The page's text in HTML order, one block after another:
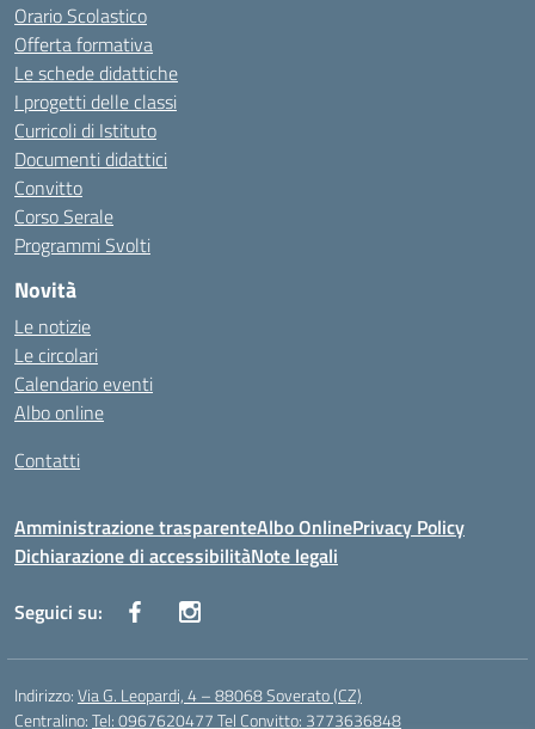
Orario Scolastico
Offerta formativa
Le schede didattiche
I progetti delle classi
Curricoli di Istituto
Documenti didattici
Convitto
Corso Serale
Programmi Svolti
Novità
Le notizie
Le circolari
Calendario eventi
Albo online
Contatti
Amministrazione trasparenteAlbo OnlinePrivacy Policy
Dichiarazione di accessibilitàNote legali
Seguici su:
Indirizzo:Via G. Leopardi, 4 – 88068 Soverato (CZ)
Centralino:Tel: 0967620477 Tel Convitto: 3773636848